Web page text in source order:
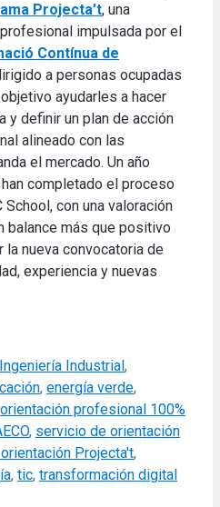
Projecta’t, una
impulsada por el
Contínua de
a personas ocupadas
ayudarles a hacer
y definir un plan de acción
alineado con las
el mercado. Un año
completado el proceso
con una valoración
balance más que positivo
nueva convocatoria de
experiencia y nuevas
Ingeniería Industrial ,
, energía verde,
orientación profesional 100%
, servicio de orientación
Projecta't,
, tic, transformación digital